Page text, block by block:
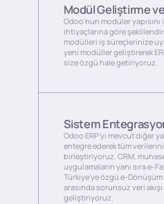
Modül Geliştirme
Odoo’nun modüler
ihtiyaçlarına göre
modülleri iş süreçlerinize
yeni modüller geliştirerek
size özgü hale getiriyoruz.
Sistem
Odoo ERP’yi mevcut diğer
entegre ederek tüm
birleştiriyoruz. CRM,
uygulamaların yanı sıra e-
Türkiye’ye özgü e-
arasında sorunsuz veri
geliştiriyoruz.